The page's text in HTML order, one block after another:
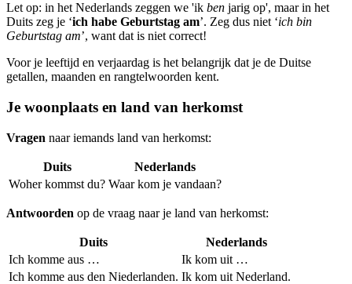
Let op: in het Nederlands zeggen we 'ik ben jarig op', maar in het
Duits zeg je ‘ich habe Geburtstag am’. Zeg dus niet ‘ich bin
Geburtstag am’, want dat is niet correct!
Voor je leeftijd en verjaardag is het belangrijk dat je de Duitse
getallen, maanden en rangtelwoorden kent.
Je woonplaats en land van herkomst
Vragen naar iemands land van herkomst:
Duits
Nederlands
Woher kommst du? Waar kom je vandaan?
Antwoorden op de vraag naar je land van herkomst:
Duits
Nederlands
Ich komme aus …
Ik kom uit …
Ich komme aus den Niederlanden. Ik kom uit Nederland.